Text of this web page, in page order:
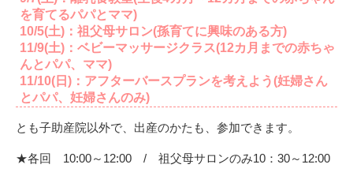
を育てるパパとママ)
10/5(土)：祖父母サロン(孫育てに興味のある方)
11/9(土)：ベビーマッサージクラス(12カ月までの赤ちゃ
んとパパ、ママ)
11/10(日)：アフターバースプランを考えよう(妊婦さん
とパパ、妊婦さんのみ)
とも子助産院以外で、出産のかたも、参加できます。
★各回 10:00～12:00 / 祖父母サロンのみ10：30～12:00